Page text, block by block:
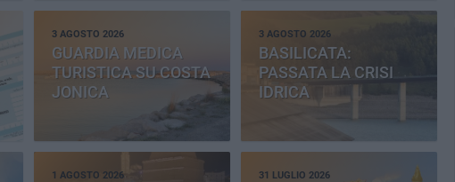
3 AGOSTO 2026
GUARDIA MEDICA
TURISTICA SU COSTA
JONICA
3 AGOSTO 2026
BASILICATA:
PASSATA LA CRISI
IDRICA
1 AGOSTO 2026 31 LUGLIO 2026